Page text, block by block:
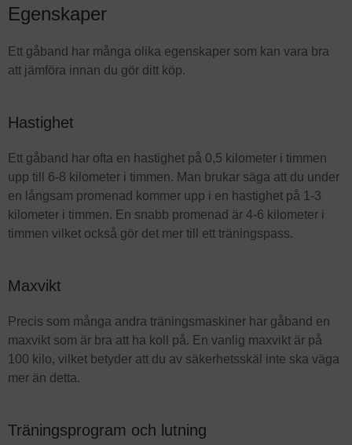
Egenskaper
Ett gåband har många olika egenskaper som kan vara bra
att jämföra innan du gör ditt köp.
Hastighet
Ett gåband har ofta en hastighet på 0,5 kilometer i timmen
upp till 6-8 kilometer i timmen. Man brukar säga att du under
en långsam promenad kommer upp i en hastighet på 1-3
kilometer i timmen. En snabb promenad är 4-6 kilometer i
timmen vilket också gör det mer till ett träningspass.
Maxvikt
Precis som många andra träningsmaskiner har gåband en
maxvikt som är bra att ha koll på. En vanlig maxvikt är på
100 kilo, vilket betyder att du av säkerhetsskäl inte ska väga
mer än detta.
Träningsprogram och lutning